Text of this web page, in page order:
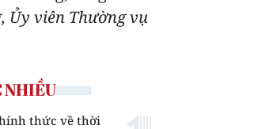
Ủy viên Thường vụ
NHIỀU
thức về thời